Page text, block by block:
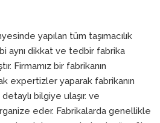
yapılan tüm taşımacılık
aynı dikkat ve tedbir fabrika
Firmamız bir fabrikanın
expertizler yaparak fabrikanın
detaylı bilgiye ulaşır. ve
eder. Fabrikalarda genellikle